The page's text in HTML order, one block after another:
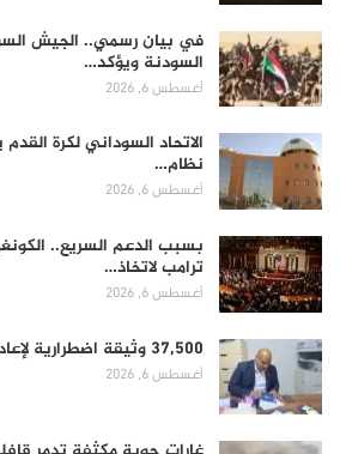
في بيان رسمي.. الجيش
السودنة ويؤكد…
أغسطس 6, 2026
الاتحاد السوداني لكرة
نظام…
أغسطس 6, 2026
بسبب الدعم السريع..
ترامب لاتخاذ…
أغسطس 6, 2026
37,500 وثيقة اضطرارية لإعادة سودانيين من مصر
أغسطس 6, 2026